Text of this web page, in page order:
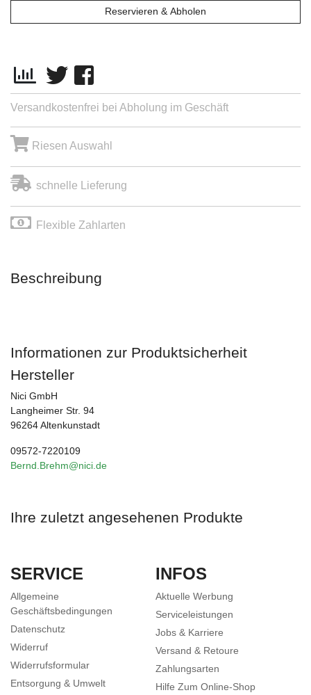
Reservieren & Abholen
Versandkostenfrei bei Abholung im Geschäft
Riesen Auswahl
schnelle Lieferung
Flexible Zahlarten
Beschreibung
Informationen zur Produktsicherheit
Hersteller
Nici GmbH
Langheimer Str. 94
96264 Altenkunstadt
09572-7220109
Bernd.Brehm@nici.de
Ihre zuletzt angesehenen Produkte
SERVICE
Allgemeine
Geschäftsbedingungen
Datenschutz
Widerruf
Widerrufsformular
Entsorgung & Umwelt
INFOS
Aktuelle Werbung
Serviceleistungen
Jobs & Karriere
Versand & Retoure
Zahlungsarten
Hilfe Zum Online-Shop